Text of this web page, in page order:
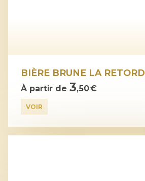
BIÈRE BRUNE LA RETORD
À partir de 3,50 €
VOIR